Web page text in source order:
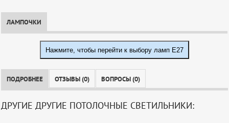
ЛАМПОЧКИ
Нажмите, чтобы перейти к выбору ламп E27
ПОДРОБНЕЕ ОТЗЫВЫ (0) ВОПРОСЫ (0)
ДРУГИЕ ДРУГИЕ ПОТОЛОЧНЫЕ СВЕТИЛЬНИКИ: